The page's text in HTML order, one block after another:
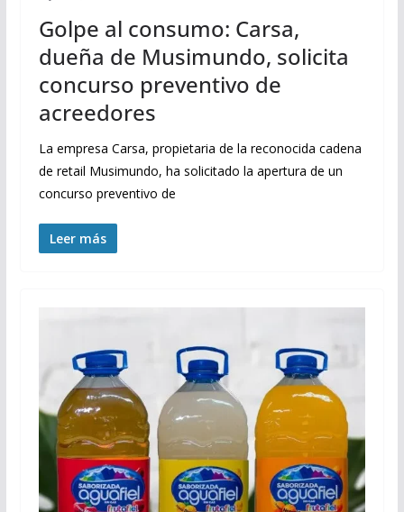
Golpe al consumo: Carsa,
dueña de Musimundo, solicita
concurso preventivo de
acreedores
La empresa Carsa, propietaria de la reconocida cadena
de retail Musimundo, ha solicitado la apertura de un
concurso preventivo de
Leer más